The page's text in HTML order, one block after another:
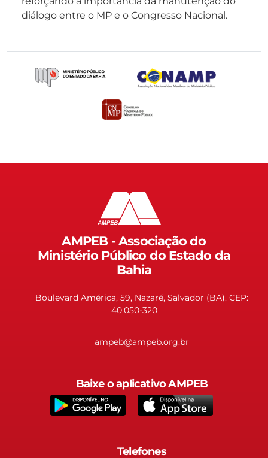
diálogo entre o MP e o Congresso Nacional.
AMPEB - Associação do
Ministério Público do Estado da
Bahia
Boulevard América, 59, Nazaré, Salvador (BA). CEP:
40.050-320
ampeb@ampeb.org.br
Baixe o aplicativo AMPEB
Telefones